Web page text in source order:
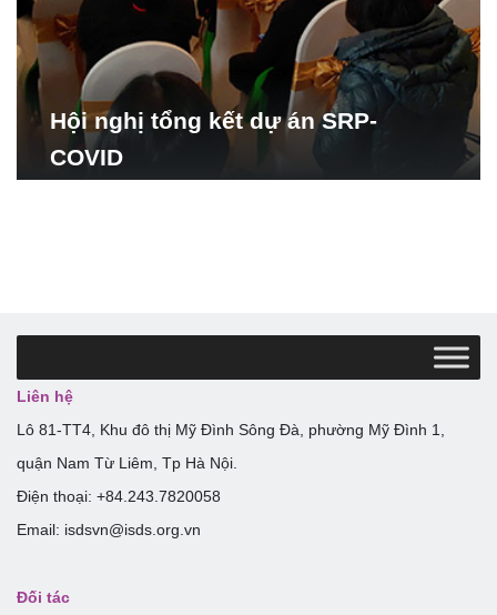
Hội nghị tổng kết dự án SRP-
COVID
Liên hệ
Lô 81-TT4, Khu đô thị Mỹ Đình Sông Đà, phường Mỹ Đình 1,
quận Nam Từ Liêm, Tp Hà Nội.
Điện thoại: +84.243.7820058
Email: isdsvn@isds.org.vn
Đối tác